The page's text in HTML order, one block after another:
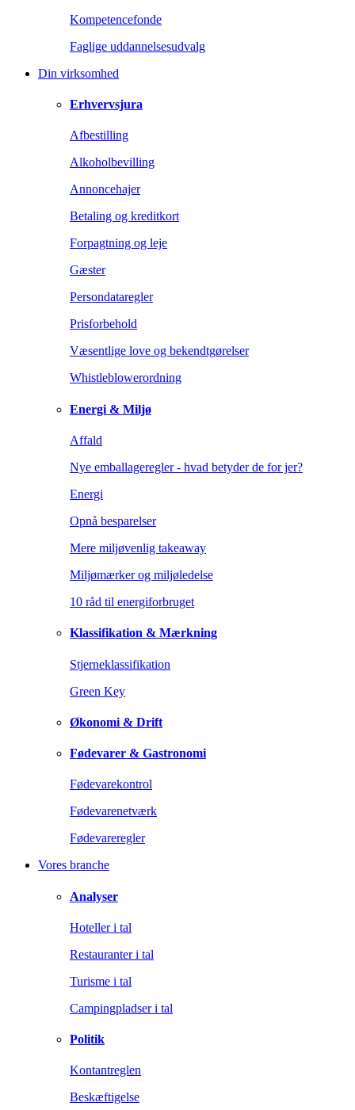
Kompetencefonde
Faglige uddannelsesudvalg
Din virksomhed
Erhvervsjura
Afbestilling
Alkoholbevilling
Annoncehajer
Betaling og kreditkort
Forpagtning og leje
Gæster
Persondataregler
Prisforbehold
Væsentlige love og bekendtgørelser
Whistleblowerordning
Energi & Miljø
Affald
Nye emballageregler - hvad betyder de for jer?
Energi
Opnå besparelser
Mere miljøvenlig takeaway
Miljømærker og miljøledelse
10 råd til energiforbruget
Klassifikation & Mærkning
Stjerneklassifikation
Green Key
Økonomi & Drift
Fødevarer & Gastronomi
Fødevarekontrol
Fødevarenetværk
Fødevareregler
Vores branche
Analyser
Hoteller i tal
Restauranter i tal
Turisme i tal
Campingpladser i tal
Politik
Kontantreglen
Beskæftigelse